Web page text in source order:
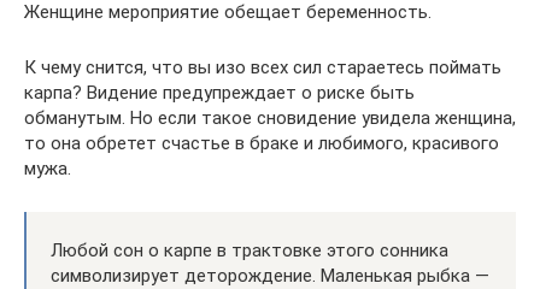
Женщине мероприятие обещает беременность.
К чему снится, что вы изо всех сил стараетесь поймать
карпа? Видение предупреждает о риске быть
обманутым. Но если такое сновидение увидела женщина,
то она обретет счастье в браке и любимого, красивого
мужа.
Любой сон о карпе в трактовке этого сонника
символизирует деторождение. Маленькая рыбка —